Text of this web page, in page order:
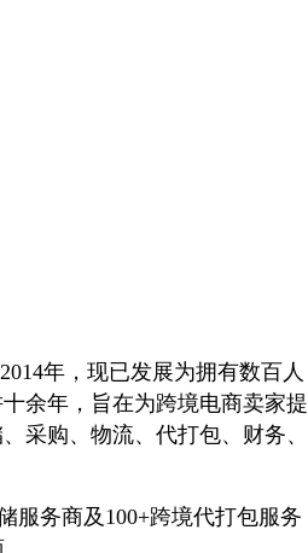
年，现已发展为拥有数百人
余年，旨在为跨境电商卖家提
采购、物流、代打包、财务、
服务商及100+跨境代打包服务